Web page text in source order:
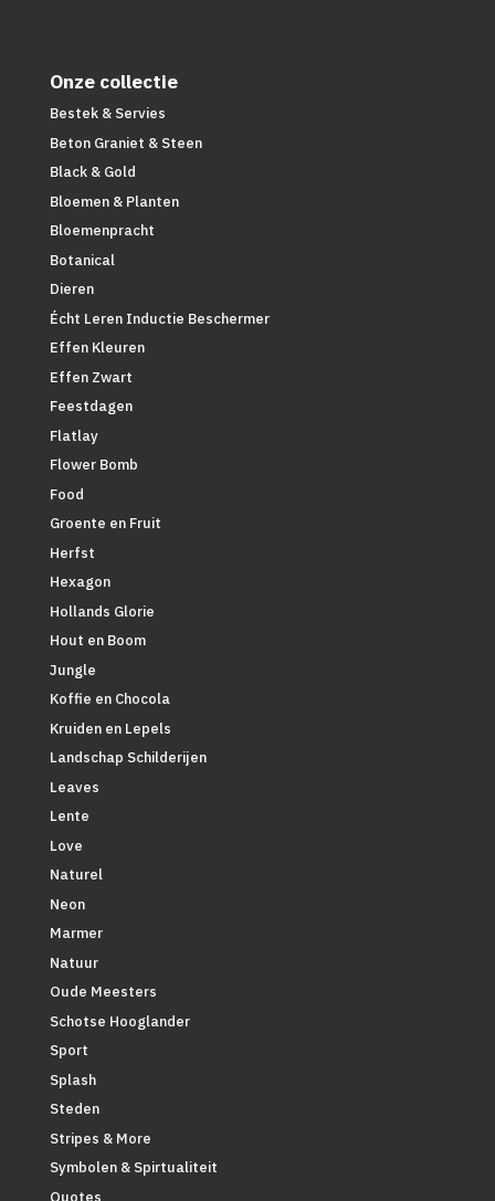
Onze collectie
Bestek & Servies
Beton Graniet & Steen
Black & Gold
Bloemen & Planten
Bloemenpracht
Botanical
Dieren
Écht Leren Inductie Beschermer
Effen Kleuren
Effen Zwart
Feestdagen
Flatlay
Flower Bomb
Food
Groente en Fruit
Herfst
Hexagon
Hollands Glorie
Hout en Boom
Jungle
Koffie en Chocola
Kruiden en Lepels
Landschap Schilderijen
Leaves
Lente
Love
Naturel
Neon
Marmer
Natuur
Oude Meesters
Schotse Hooglander
Sport
Splash
Steden
Stripes & More
Symbolen & Spirtualiteit
Quotes